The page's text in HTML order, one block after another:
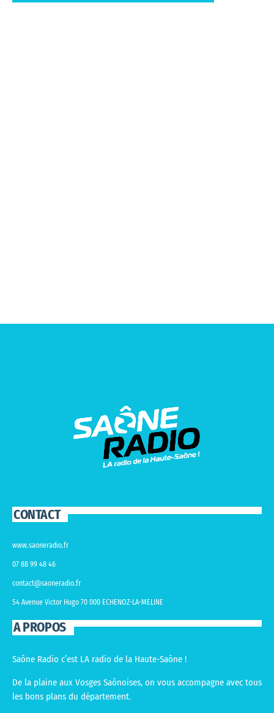
CONTACT
www.saoneradio.fr
07 88 99 48 46
contact@saoneradio.fr
54 Avenue Victor Hugo 70 000 ECHENOZ-LA-MELINE
A PROPOS
Saône Radio c’est LA radio de la Haute-Saône !
De la plaine aux Vosges Saônoises, on vous accompagne avec tous
les bons plans du département.